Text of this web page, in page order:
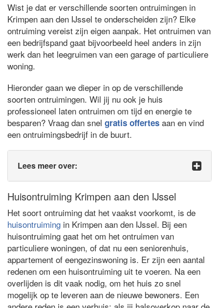
Wist je dat er verschillende soorten ontruimingen in
Krimpen aan den IJssel te onderscheiden zijn? Elke
ontruiming vereist zijn eigen aanpak. Het ontruimen van
een bedrijfspand gaat bijvoorbeeld heel anders in zijn
werk dan het leegruimen van een garage of particuliere
woning.
Hieronder gaan we dieper in op de verschillende
soorten ontruimingen. Wil jij nu ook je huis
professioneel laten ontruimen om tijd en energie te
besparen? Vraag dan snel gratis offertes aan en vind
een ontruimingsbedrijf in de buurt.
Lees meer over:
Huisontruiming Krimpen aan den IJssel
Het soort ontruiming dat het vaakst voorkomt, is de
huisontruiming in Krimpen aan den IJssel. Bij een
huisontruiming gaat het om het ontruimen van
particuliere woningen, of dat nu een seniorenhuis,
appartement of eengezinswoning is. Er zijn een aantal
redenen om een huisontruiming uit te voeren. Na een
overlijden is dit vaak nodig, om het huis zo snel
mogelijk op te leveren aan de nieuwe bewoners. Een